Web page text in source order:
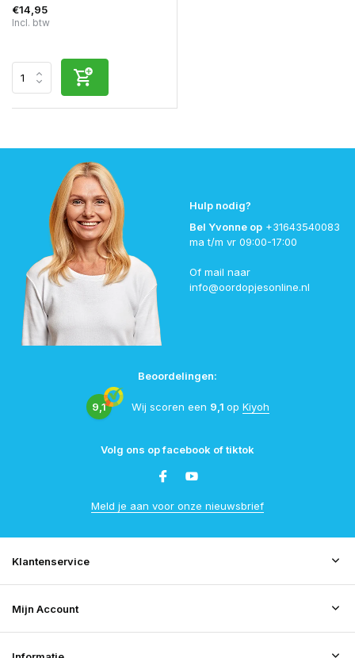
€14,95
Incl. btw
Hulp nodig?
Bel Yvonne op +31643540083
ma t/m vr 09:00-17:00
Of mail naar
info@oordopjesonline.nl
Beoordelingen:
9,1 Wij scoren een 9,1 op Kiyoh
Volg ons op facebook of tiktok
Meld je aan voor onze nieuwsbrief
Klantenservice
Mijn Account